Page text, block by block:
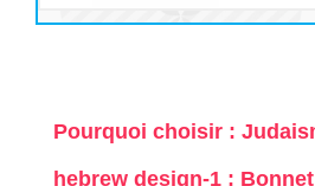
Pourquoi choisir :
hebrew design-1 :